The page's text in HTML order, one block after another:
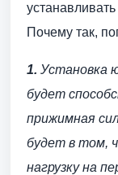
Почему так,
1. Установка
будет
прижимная
будет в том,
нагрузку на